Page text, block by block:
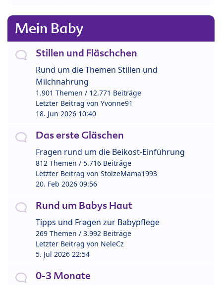
Mein Baby
Stillen und Fläschchen
Rund um die Themen Stillen und
Milchnahrung
1.901 Themen / 12.771 Beiträge
Letzter Beitrag von Yvonne91
18. Jun 2026 10:40
Das erste Gläschen
Fragen rund um die Beikost-Einführung
812 Themen / 5.716 Beiträge
Letzter Beitrag von StolzeMama1993
20. Feb 2026 09:56
Rund um Babys Haut
Tipps und Fragen zur Babypflege
269 Themen / 3.992 Beiträge
Letzter Beitrag von NeleCz
5. Jul 2026 22:54
0-3 Monate